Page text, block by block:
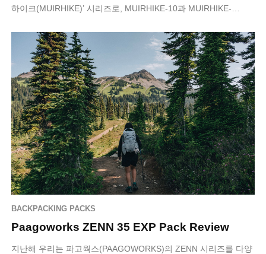
하이크(MUIRHIKE)’ 시리즈로, MUIRHIKE-10과 MUIRHIKE-…
BACKPACKING PACKS
Paagoworks ZENN 35 EXP Pack Review
지난해 우리는 파고웍스(PAAGOWORKS)의 ZENN 시리즈를 다양